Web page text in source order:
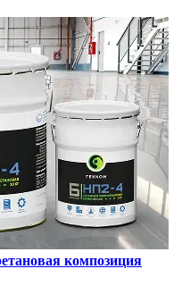
композиция